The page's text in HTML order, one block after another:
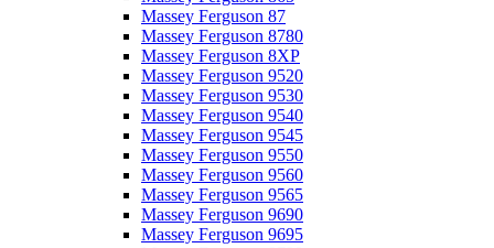
Massey Ferguson 87
Massey Ferguson 8780
Massey Ferguson 8XP
Massey Ferguson 9520
Massey Ferguson 9530
Massey Ferguson 9540
Massey Ferguson 9545
Massey Ferguson 9550
Massey Ferguson 9560
Massey Ferguson 9565
Massey Ferguson 9690
Massey Ferguson 9695